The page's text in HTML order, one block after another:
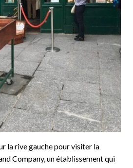
la rive gauche pour visiter la
Company, un établissement qui